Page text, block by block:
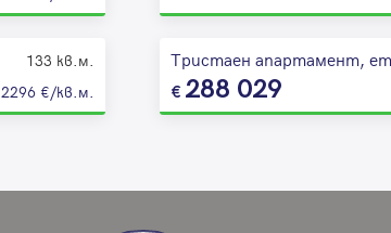
133 кв.м.
2296 €/кв.м.
Тристаен апартамент,
288 029